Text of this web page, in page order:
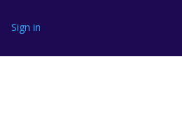
Sign in